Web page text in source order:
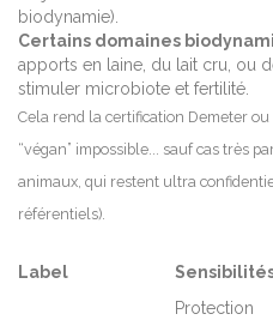
biodynamie).
Certains domaines
apports en laine, du lait cru, ou
stimuler microbiote et fertilité.
Cela rend la certification Demeter
“végan” impossible... sauf cas très
animaux, qui restent ultra
référentiels).
Label
Protection